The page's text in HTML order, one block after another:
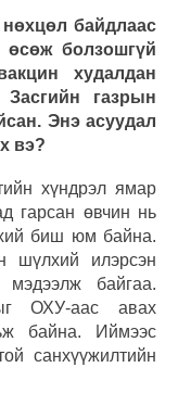
байдлаас
болзошгүй
худалдан
газрын
Энэ асуудал
вэ?
хүндрэл ямар
гарсан өвчин нь
биш юм байна.
шүлхий илэрсэн
мэдээлж байгаа.
ОХУ-аас авах
байна. Иймээс
санхүүжилтийн